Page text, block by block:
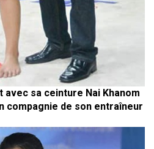
avec sa ceinture Nai Khanom
compagnie de son entraîneur